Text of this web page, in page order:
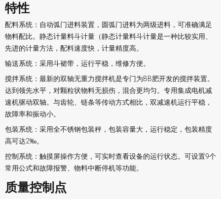
特性
配料系统：自动弧门进料装置，圆弧门进料为两级进料，可准确满足
物料配比。静态计量料斗计量（静态计量料斗计量是一种比较实用、
先进的计量方法，配料速度快，计量精度高。
输送系统：采用斗裙带，运行平稳，维修方便。
搅拌系统：最新的双轴无重力搅拌机是专门为BB肥开发的搅拌装置。
达到领先水平，对颗粒状物料无损伤，混合更均匀。专用集成电机减
速机驱动双轴。与齿轮、链条等传动方式相比，双减速机运行平稳，
故障率和振动小。
包装系统：采用全不锈钢包装秤，包装容量大，运行稳定，包装精度
高可达2‰。
控制系统：触摸屏操作方便，可实时查看设备的运行状态。可设置9个
常用公式和故障报警、物料中断停机等功能。
质量控制点